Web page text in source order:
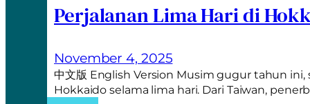
Perjalanan Lima Hari di
November 4, 2025
中文版 English Version Musim gugur tahun
Hokkaido selama lima hari. Dari Taiwan,